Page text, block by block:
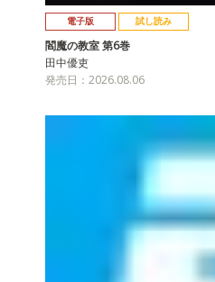
電子版 試し読み
閻魔の教室 第6巻
田中優吏
発売日：2026.08.06